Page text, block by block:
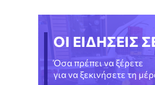
ΟΙ ΕΙΔΗΣΕΙΣ
Όσα πρέπει να ξέρετε
για να ξεκινήσετε τη